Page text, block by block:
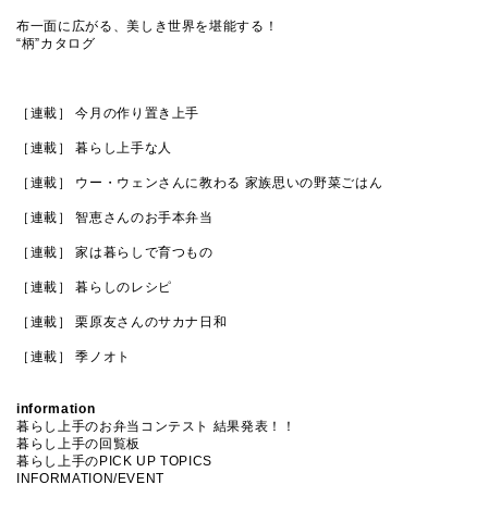
布一面に広がる、美しき世界を堪能する！
“柄”カタログ
［連載］ 今月の作り置き上手
［連載］ 暮らし上手な人
［連載］ ウー・ウェンさんに教わる 家族思いの野菜ごはん
［連載］ 智恵さんのお手本弁当
［連載］ 家は暮らしで育つもの
［連載］ 暮らしのレシピ
［連載］ 栗原友さんのサカナ日和
［連載］ 季ノオト
information
暮らし上手のお弁当コンテスト 結果発表！！
暮らし上手の回覧板
暮らし上手のPICK UP TOPICS
INFORMATION/EVENT